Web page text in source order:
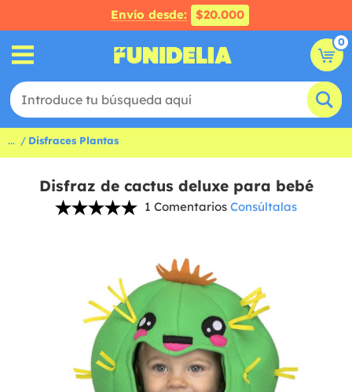
Envío desde: $20.000
0
... Disfraces Plantas
Disfraz de cactus deluxe para bebé
1 Comentarios Consúltalas